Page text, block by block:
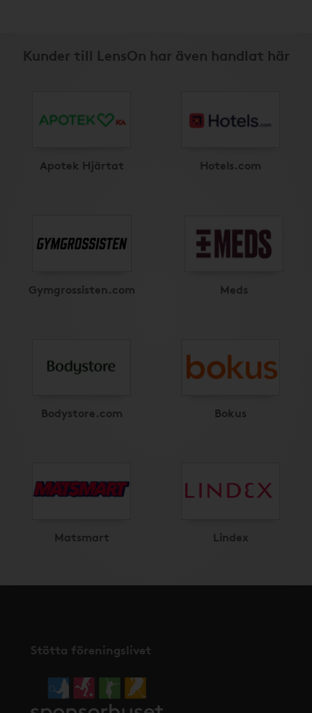
Kunder till LensOn har även handlat här
Apotek Hjärtat Hotels.com
Gymgrossisten.com Meds
Bodystore.com Bokus
Matsmart Lindex
Stötta föreningslivet